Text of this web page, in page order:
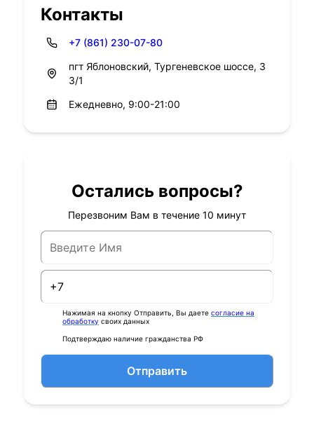
Контакты
+7 (861) 230-07-80
пгт Яблоновский, Тургеневское шоссе, 3
3/1
Ежедневно, 9:00-21:00
Остались вопросы?
Перезвоним Вам в течение 10 минут
Нажимая на кнопку Отправить, Вы даете согласие на
обработку своих данных
Подтверждаю наличие гражданства РФ
Отправить